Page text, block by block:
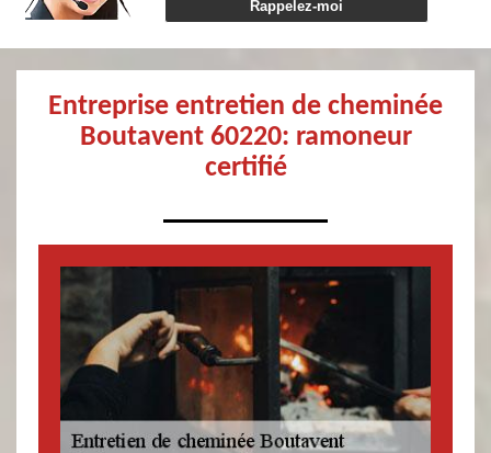
Entreprise entretien de cheminée
Boutavent 60220: ramoneur
certifié